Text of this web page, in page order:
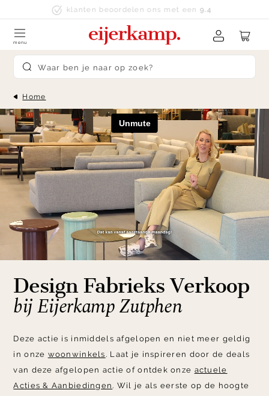
Skip to contentklanten beoordelen ons met een 9.4
Submit search
menu
Home
Design Fabrieks Verkoop
bij Eijerkamp Zutphen
Deze actie is inmiddels afgelopen en niet meer geldig
in onze woonwinkels. Laat je inspireren door de deals
van deze afgelopen actie of ontdek onze actuele
Acties & Aanbiedingen. Wil je als eerste op de hoogte